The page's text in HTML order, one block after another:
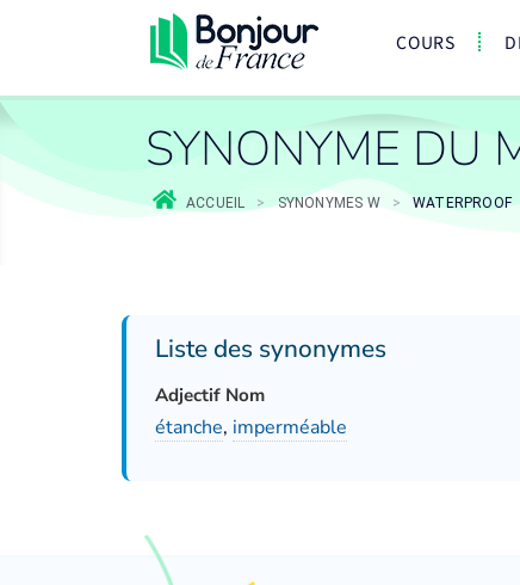
COURS
SYNONYME DU
ACCUEIL > SYNONYMES W > WATERPROOF
Liste des synonymes
Adjectif Nom
étanche, imperméable